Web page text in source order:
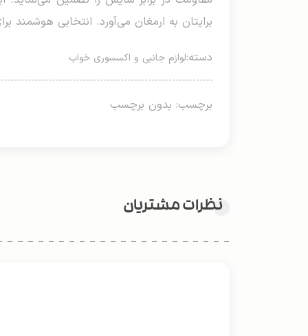
برایتان به ارمغان می‌آورد. انتخابی هوشمند
دسته:لوازم جانبی و اکسسوری خواب
برچسب: بدون برچسب
نظرات مشتریان